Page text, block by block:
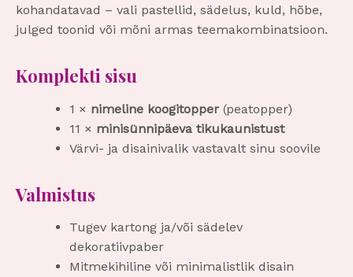
kohandatavad – vali pastellid, sädelus, kuld, hõbe,
julged toonid või mõni armas teemakombinatsioon.
Komplekti sisu
1 × nimeline koogitopper (pea­topper)
11 × minisünnipäeva tikukaunistust
Värvi- ja disainivalik vastavalt sinu soovile
Valmistus
Tugev kartong ja/või sädelev
dekoratiivpaber
Mitmekihiline või minimalistlik disain